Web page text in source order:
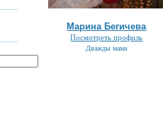
Марина Бегичева
Посмотреть профиль
Дважды мама